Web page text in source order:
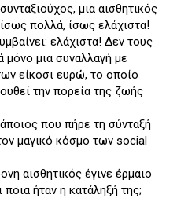
μια αισθητικός
πολλά, ίσως ελάχιστα!
ελάχιστα! Δεν τους
μόνο μια συναλλαγή με
είκοσι ευρώ, το οποίο
την πορεία της ζωής
που πήρε τη σύνταξή
μαγικό κόσμο των social
αισθητικός έγινε έρμαιο
ήταν η κατάληξή της;